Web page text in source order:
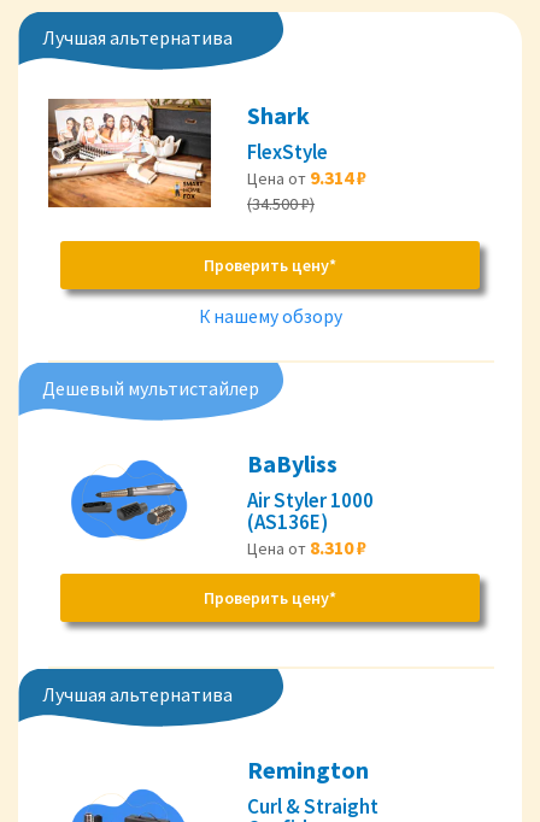
Лучшая альтернатива
Shark
FlexStyle
Цена от 9.314 ₽
(34.500 ₽)
Проверить цену*
К нашему обзору
Дешевый мультистайлер
BaByliss
Air Styler 1000
(AS136E)
Цена от 8.310 ₽
Проверить цену*
Лучшая альтернатива
Remington
Curl & Straight